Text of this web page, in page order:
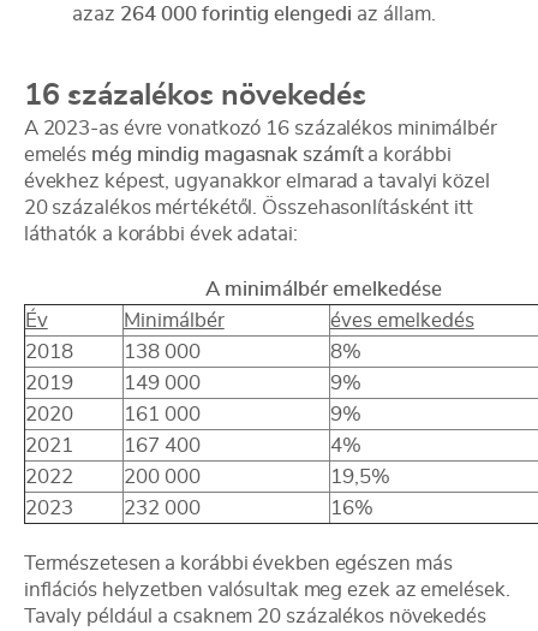
azaz 264 000 forintig elengedi az állam.
16 százalékos növekedés
A 2023-as évre vonatkozó 16 százalékos minimálbér
emelés még mindig magasnak számíta korábbi
évekhez képest, ugyanakkor elmarad a tavalyi közel
20 százalékos mértékétől. Összehasonlításként itt
láthatók a korábbi évek adatai:
A minimálbér emelkedése
Év
Minimálbér
éves emelkedés
2018
138 000
8%
2019
149 000
9%
2020
161 000
9%
2021
167 400
4%
2022
200 000
19,5%
2023
232 000 16%
Természetesen a korábbi években egészen más
inflációs helyzetben valósultak meg ezek az emelések.
Tavaly például a csaknem 20 százalékos növekedés